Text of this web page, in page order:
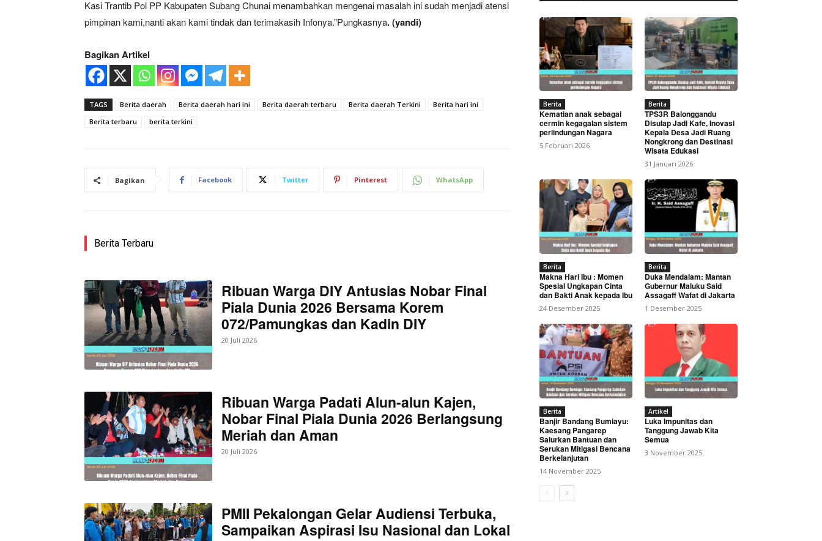
Magazine PRO
Subscription Plans
Danrem 072/Pamungkas: Sinergi Akademisi dan TNI Kunci Perkuat Ketahanan Strategis Bangsa
Kasi Trantib Pol PP Kabupaten Subang Chunai menambahkan mengenai masalah ini sudah menjadi atensi
pimpinan kami,nanti akan kami tindak dan terimakasih Infonya.”Pungkasnya. (yandi)
Bagikan Artikel
TAGS Berita daerah Berita daerah hari ini Berita daerah terbaru Berita daerah Terkini
Berita hari ini
Berita terbaru
berita terkini
Bagikan Facebook Twitter Pinterest WhatsApp
Berita Terbaru
Ribuan Warga DIY Antusias Nobar Final
Piala Dunia 2026 Bersama Korem
072/Pamungkas dan Kadin DIY
20 Juli 2026
Ribuan Warga Padati Alun-alun Kajen,
Nobar Final Piala Dunia 2026 Berlangsung
Meriah dan Aman
20 Juli 2026
PMII Pekalongan Gelar Audiensi Terbuka,
Sampaikan Aspirasi Isu Nasional dan Lokal
Berita
Kematian anak sebagai
cermin kegagalan sistem
perlindungan Nagara
5 Februari 2026
Berita
TPS3R Balonggandu
Disulap Jadi Kafe, Inovasi
Kepala Desa Jadi Ruang
Nongkrong dan Destinasi
Wisata Edukasi
31 Januari 2026
Berita
Makna Hari Ibu : Momen
Spesial Ungkapan Cinta
dan Bakti Anak kepada Ibu
24 Desember 2025
Berita
Duka Mendalam: Mantan
Gubernur Maluku Said
Assagaff Wafat di Jakarta
1 Desember 2025
Berita
Banjir Bandang Bumiayu:
Kaesang Pangarep
Salurkan Bantuan dan
Serukan Mitigasi Bencana
Berkelanjutan
14 November 2025
Artikel
Luka Impunitas dan
Tanggung Jawab Kita
Semua
3 November 2025